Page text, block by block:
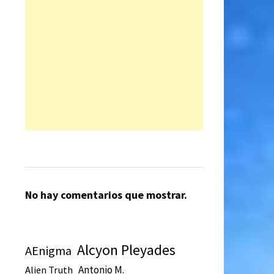
No hay comentarios que mostrar.
AEnigma Alcyon Pleyades
Alien Truth Antonio M.